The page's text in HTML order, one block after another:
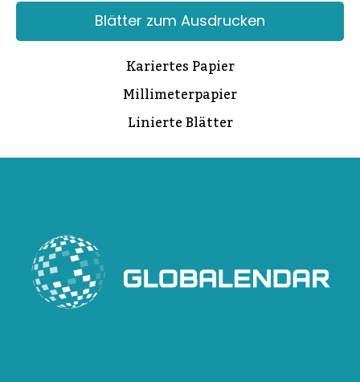
Blätter zum Ausdrucken
Kariertes Papier
Millimeterpapier
Linierte Blätter